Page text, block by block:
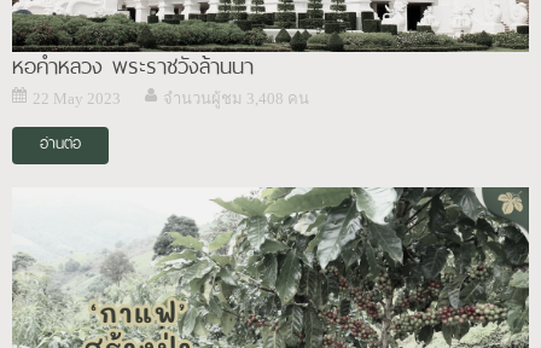
หอคำหลวง พระราชวังล้านนา
22 May 2023 จำนวนผู้ชม 3,408 คน
อ่านต่อ